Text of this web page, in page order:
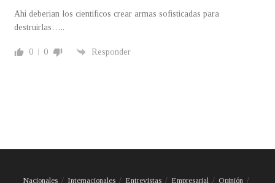
Ahi deberian los cientificos crear armas sofisticadas para
destruirlas…..
0 0 Responder
Nacionales Internacionales Entrevistas Empresarial Opinión